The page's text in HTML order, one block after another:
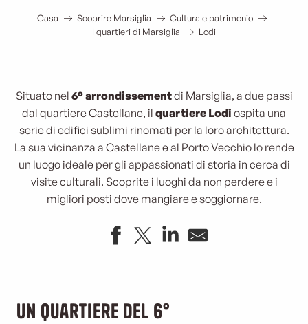
Casa Scoprire Marsiglia
Cultura e patrimonio
I quartieri di Marsiglia
Lodi
Situato nel 6° arrondissementdi Marsiglia, a due passi
dal quartiere Castellane, il quartiere Lodi ospita una
serie di edifici sublimi rinomati per la loro architettura.
La sua vicinanza a Castellane e al Porto Vecchio lo rende
un luogo ideale per gli appassionati di storia in cerca di
visite culturali. Scoprite i luoghi da non perdere e i
migliori posti dove mangiare e soggiornare.
Un quartiere del 6°